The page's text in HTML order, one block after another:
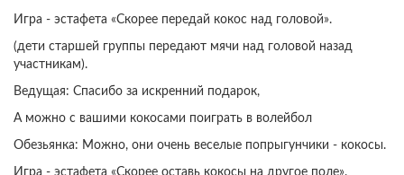
Игра - эстафета «Скорее передай кокос над головой».
(дети старшей группы передают мячи над головой назад
участникам).
Ведущая: Спасибо за искренний подарок,
А можно с вашими кокосами поиграть в волейбол
Обезьянка: Можно, они очень веселые попрыгунчики - кокосы.
Игра - эстафета «Скорее оставь кокосы на другое поле».